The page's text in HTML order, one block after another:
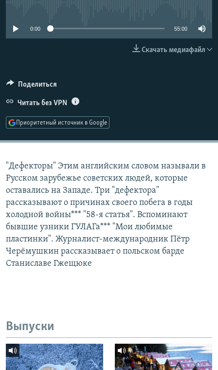
ПОДПИШИТЕСЬ НА РАССЫЛКУ
Все сайты РСЕ/РС
0:00 55:00
Скачать медиафайл
Поделиться
Читать без VPN
Приоритетный источник в Google
"Дефекторы" Этим английским словом называли в
Русском зарубежье советских людей, которые
оставались на Западе. Три "дефектора"
рассказывают о причинах своего побега в годы
холодной войны*** "58-я статья". Вспоминают
бывшие узники ГУЛАГа*** "Мои любимые
пластинки". Журналист-международник Пётр
Черёмушкин рассказывает о польском барде
Станиславе Гжещюке
Выпуски